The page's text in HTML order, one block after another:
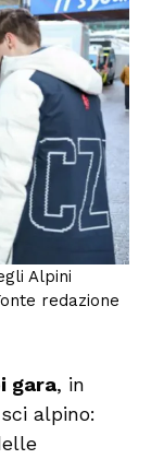
Alpini
redazione
gara, in
alpino: